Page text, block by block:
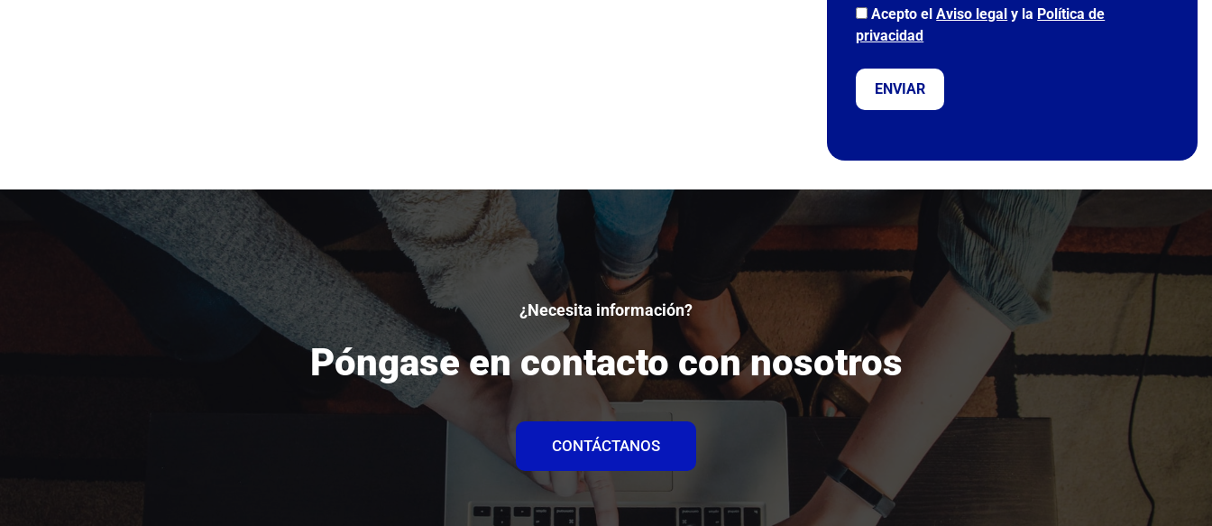
v
a
í
Acepto elAviso legal y la Política de
privacidad
¿Necesita información?
Póngase en contacto con nosotros
CONTÁCTANOS